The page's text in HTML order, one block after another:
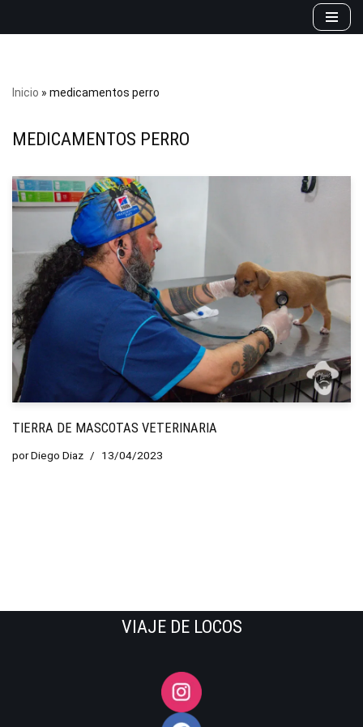
Inicio » medicamentos perro
MEDICAMENTOS PERRO
TIERRA DE MASCOTAS VETERINARIA
porDiego Diaz 13/04/2023
VIAJE DE LOCOS